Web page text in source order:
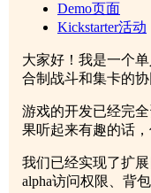
Demo页面
Kickstarter活动
大家好！我是一个
合制战斗和集卡的
游戏的开发已经完
果听起来有趣的话，
我们已经实现了扩
alpha访问权限、背